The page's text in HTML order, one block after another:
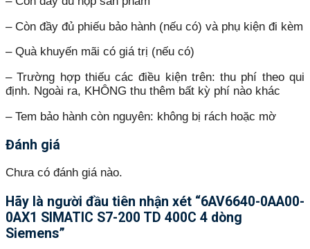
– Còn đầy đủ phiếu bảo hành (nếu có) và phụ kiện đi kèm
– Quà khuyến mãi có giá trị (nếu có)
– Trường hợp thiếu các điều kiện trên: thu phí theo qui
định. Ngoài ra, KHÔNG thu thêm bất kỳ phí nào khác
– Tem bảo hành còn nguyên: không bị rách hoặc mờ
Đánh giá
Chưa có đánh giá nào.
Hãy là người đầu tiên nhận xét “6AV6640-0AA00-
0AX1 SIMATIC S7-200 TD 400C 4 dòng
Siemens”